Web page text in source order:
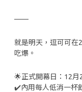
——
就是明天，逗可可在
吃爆。
🌟正式開幕日：12月
✔️內用每人低消一杯